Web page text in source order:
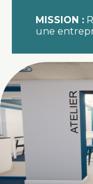
MISSION :
une